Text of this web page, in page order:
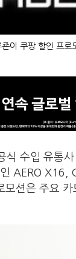
이 쿠팡 할인 프
식 수입 유통사
인 AERO
션은 주요